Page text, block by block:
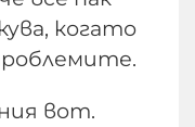
когато
вот.